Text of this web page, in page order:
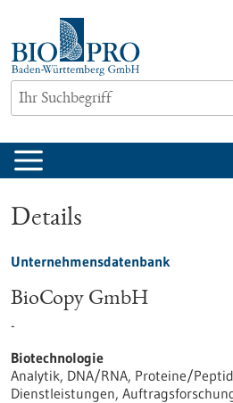
springen
Details
Unternehmensdatenbank
BioCopy GmbH
-
Biotechnologie
Analytik, DNA/RNA, Proteine/
Dienstleistungen,